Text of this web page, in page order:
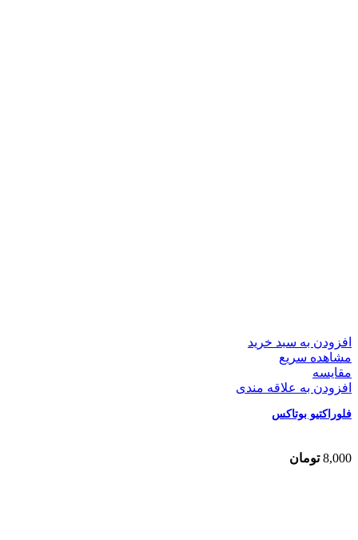
افزودن به سبد خرید
مشاهده سریع
مقایسه
افزودن به علاقه مندی
فلوراکتیو بوتاکس
8,000 تومان